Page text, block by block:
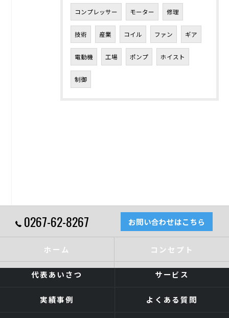
コンプレッサー モーター 修理
技術 産業 コイル ファン ギア
電動機 工場 ポンプ ホイスト
制御
0267-62-8267 お問い合わせはこちら
ホーム コンセプト
代表あいさつ サービス
実績事例 よくある質問